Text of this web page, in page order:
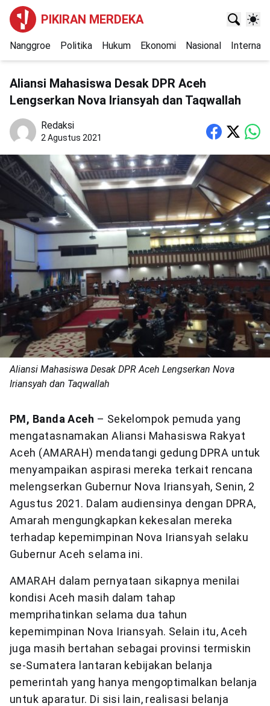
PIKIRAN MERDEKA
Nanggroe Politika Hukum Ekonomi Nasional
Aliansi Mahasiswa Desak DPR Aceh
Lengserkan Nova Iriansyah dan Taqwallah
Redaksi
2 Agustus 2021
Aliansi Mahasiswa Desak DPR Aceh Lengserkan Nova
Iriansyah dan Taqwallah
PM, Banda Aceh – Sekelompok pemuda yang
mengatasnamakan Aliansi Mahasiswa Rakyat
Aceh (AMARAH) mendatangi gedung DPRA untuk
menyampaikan aspirasi mereka terkait rencana
melengserkan Gubernur Nova Iriansyah, Senin, 2
Agustus 2021. Dalam audiensinya dengan DPRA,
Amarah mengungkapkan kekesalan mereka
terhadap kepemimpinan Nova Iriansyah selaku
Gubernur Aceh selama ini.
AMARAH dalam pernyataan sikapnya menilai
kondisi Aceh masih dalam tahap
memprihatinkan selama dua tahun
kepemimpinan Nova Iriansyah. Selain itu, Aceh
juga masih bertahan sebagai provinsi termiskin
se-Sumatera lantaran kebijakan belanja
pemerintah yang hanya mengoptimalkan belanja
untuk aparatur. Di sisi lain, realisasi belanja